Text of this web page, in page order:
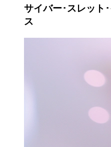
サイバー･スレット
ス